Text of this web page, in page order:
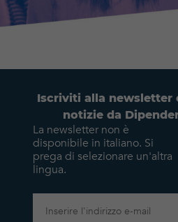
Iscriviti alla newsletter
notizie da
La newsletter non è
disponibile in italiano. Si
prega di selezionare un'altra
lingua.